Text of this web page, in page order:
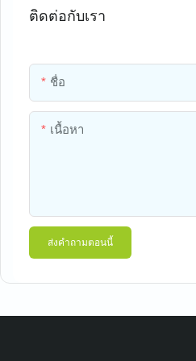
ติดต่อกับเรา
ชื่อ
เนื้อหา
ส่งคำถามตอนนี้